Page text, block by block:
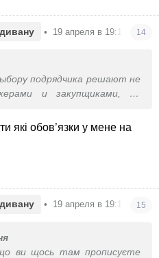
• 19 апреля в 19:18 14
подрядчика решают не
и закупщиками, не
юристы прописывают, а не
30 тысяч
які обов’язки у мене на
• 19 апреля в 19:19 15
ви щось там прописуєте